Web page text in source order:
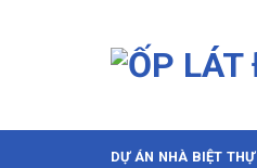
DỰ ÁN NHÀ BIỆT THỰ